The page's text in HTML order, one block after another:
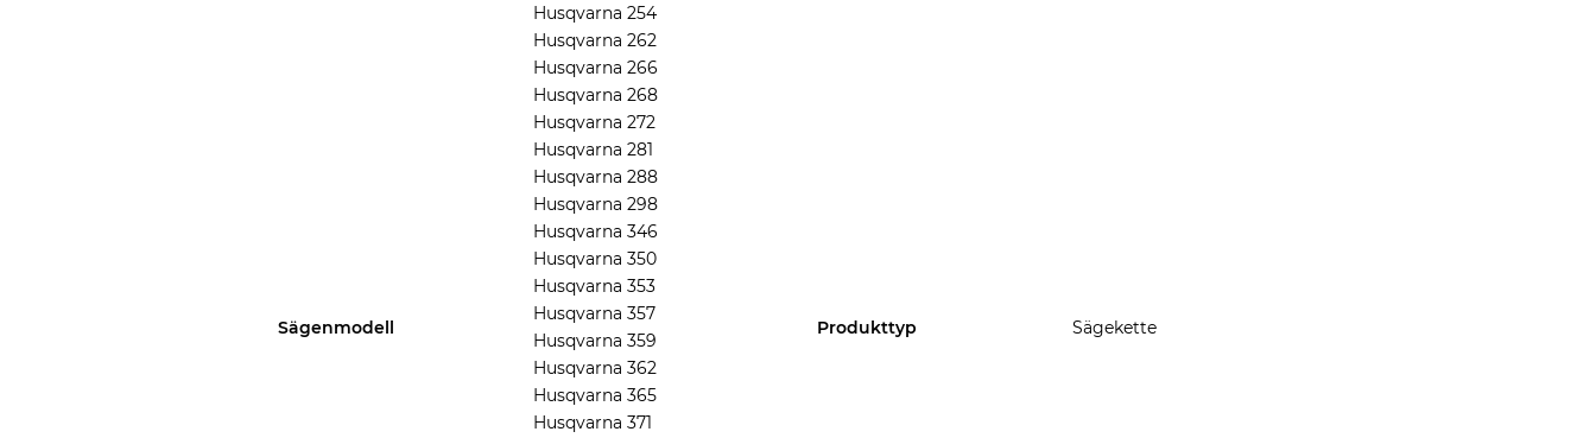
Sägenmodell
Husqvarna 254
Husqvarna 262
Husqvarna 266
Husqvarna 268
Husqvarna 272
Husqvarna 281
Husqvarna 288
Husqvarna 298
Husqvarna 346
Husqvarna 350
Husqvarna 353
Husqvarna 357
Husqvarna 359
Husqvarna 362
Husqvarna 365
Husqvarna 371
Produkttyp Sägekette